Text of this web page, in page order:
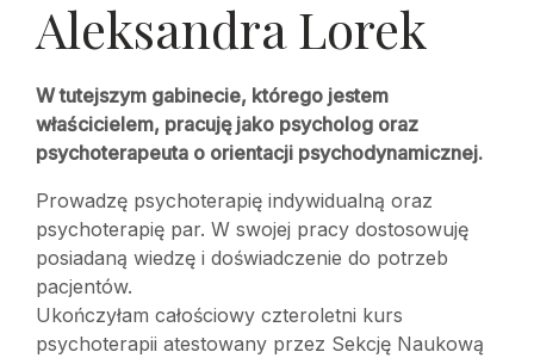
Aleksandra Lorek
W tutejszym gabinecie, którego jestem
właścicielem, pracuję jako psycholog oraz
psychoterapeuta o orientacji psychodynamicznej.
Prowadzę psychoterapię indywidualną oraz
psychoterapię par. W swojej pracy dostosowuję
posiadaną wiedzę i doświadczenie do potrzeb
pacjentów.
Ukończyłam całościowy czteroletni kurs
psychoterapii atestowany przez Sekcję Naukową